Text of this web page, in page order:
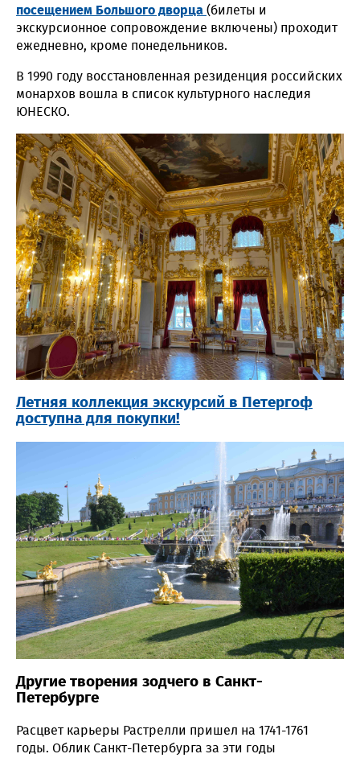
посещением Большого дворца (билеты и
экскурсионное сопровождение включены) проходит
ежедневно, кроме понедельников.
В 1990 году восстановленная резиденция российских
монархов вошла в список культурного наследия
ЮНЕСКО.
Летняя коллекция экскурсий в Петергоф
доступна для покупки!
Другие творения зодчего в Санкт-
Петербурге
Расцвет карьеры Растрелли пришел на 1741-1761
годы. Облик Санкт-Петербурга за эти годы